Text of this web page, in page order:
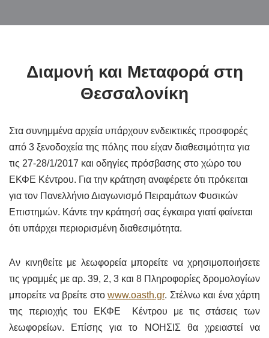
Διαμονή και Μεταφορά στη
Θεσσαλονίκη
Στα συνημμένα αρχεία υπάρχουν ενδεικτικές προσφορές
από 3 ξενοδοχεία της πόλης που είχαν διαθεσιμότητα για
τις 27-28/1/2017 και οδηγίες πρόσβασης στο χώρο του
ΕΚΦΕ Κέντρου. Για την κράτηση αναφέρετε ότι πρόκειται
για τον Πανελλήνιο Διαγωνισμό Πειραμάτων Φυσικών
Επιστημών. Κάντε την κράτησή σας έγκαιρα γιατί φαίνεται
ότι υπάρχει περιορισμένη διαθεσιμότητα.
Αν κινηθείτε με λεωφορεία μπορείτε να χρησιμοποιήσετε
τις γραμμές με αρ. 39, 2, 3 και 8 Πληροφορίες δρομολογίων
μπορείτε να βρείτε στο www.oasth.gr. Στέλνω και ένα χάρτη
της περιοχής του ΕΚΦΕ Κέντρου με τις στάσεις των
λεωφορείων. Επίσης για το ΝΟΗΣΙΣ θα χρειαστεί να